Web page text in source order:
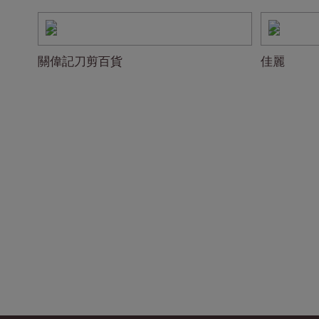
關偉記刀剪百貨 佳麗